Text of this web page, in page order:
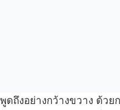
ถึงอย่างกว้างขวาง ด้ว